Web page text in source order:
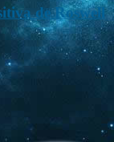
de Roswell